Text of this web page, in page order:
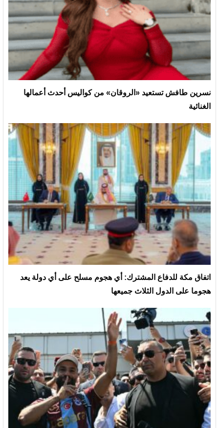
نسرين طافش تستعيد «الروقان» من كواليس أحدث أعمالها
الغنائية
‏اتفاق مكة للدفاع المشترك: أي هجوم مسلح على أي دولة يعد
هجوما على الدول الثلاث جميعها